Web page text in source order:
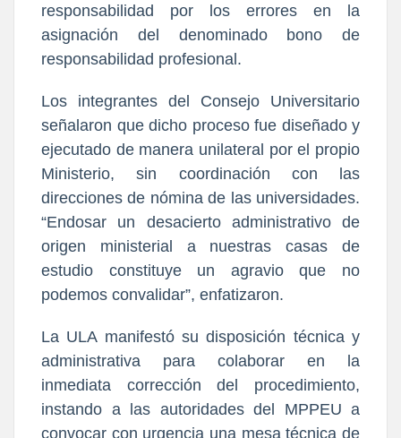
responsabilidad por los errores en la
asignación del denominado bono de
responsabilidad profesional.
Los integrantes del Consejo Universitario
señalaron que dicho proceso fue diseñado y
ejecutado de manera unilateral por el propio
Ministerio, sin coordinación con las
direcciones de nómina de las universidades.
“Endosar un desacierto administrativo de
origen ministerial a nuestras casas de
estudio constituye un agravio que no
podemos convalidar”, enfatizaron.
La ULA manifestó su disposición técnica y
administrativa para colaborar en la
inmediata corrección del procedimiento,
instando a las autoridades del MPPEU a
convocar con urgencia una mesa técnica de